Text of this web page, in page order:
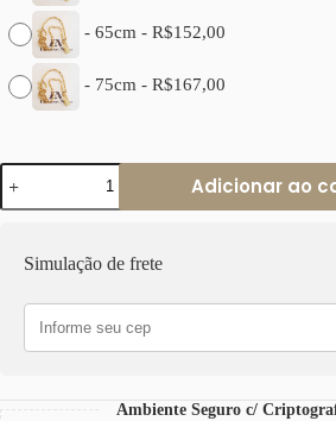
- 65cm - R$152,00
- 75cm - R$167,00
Colar
Pingente
Cadeado
Ouro
Aço
Retangular-
129
Adicionar ao
Simulação de frete
Ambiente Seguro c/